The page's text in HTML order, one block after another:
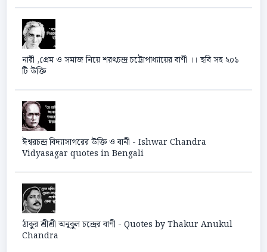
নারী ,প্রেম ও সমাজ নিয়ে শরৎচন্দ্র চট্টোপাধ্যায়ের বাণী ।। ছবি সহ ২০১
টি উক্তি
ঈশ্বরচন্দ্র বিদ্যাসাগরের উক্তি ও বানী - Ishwar Chandra
Vidyasagar quotes in Bengali
ঠাকুর শ্রীশ্রী অনুকুল চন্দ্রের বাণী - Quotes by Thakur Anukul
Chandra